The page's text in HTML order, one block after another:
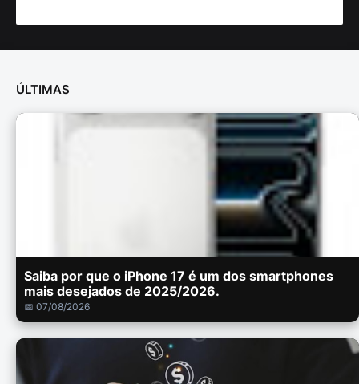
ÚLTIMAS
Saiba por que o iPhone 17 é um dos smartphones
mais desejados de 2025/2026.
📅 07/08/2026